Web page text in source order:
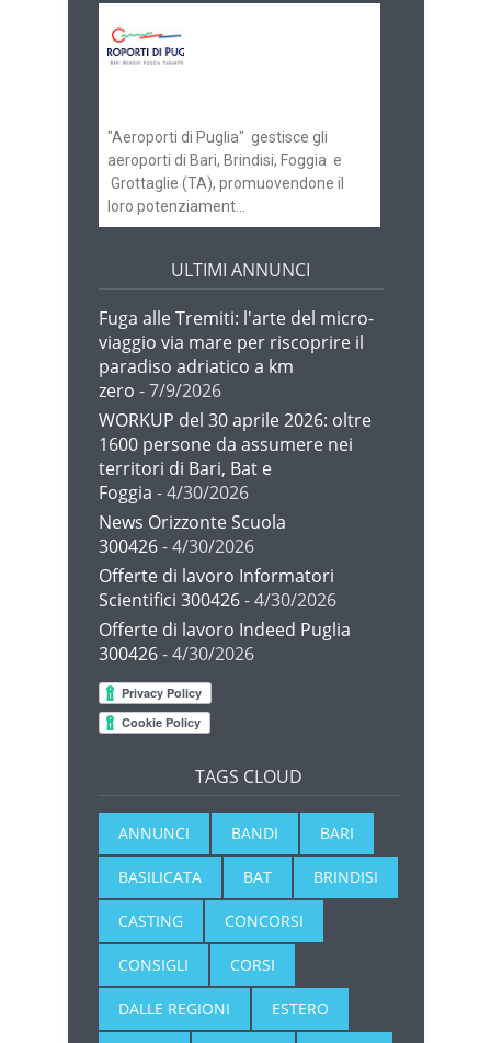
"Aeroporti di Puglia" gestisce gli
aeroporti di Bari, Brindisi, Foggia e
Grottaglie (TA), promuovendone il
loro potenziament...
ULTIMI ANNUNCI
Fuga alle Tremiti: l'arte del micro-
viaggio via mare per riscoprire il
paradiso adriatico a km
zero - 7/9/2026
WORKUP del 30 aprile 2026: oltre
1600 persone da assumere nei
territori di Bari, Bat e
Foggia - 4/30/2026
News Orizzonte Scuola
300426- 4/30/2026
Offerte di lavoro Informatori
Scientifici 300426- 4/30/2026
Offerte di lavoro Indeed Puglia
300426- 4/30/2026
TAGS CLOUD
ANNUNCI BANDI BARI
BASILICATA BAT BRINDISI
CASTING CONCORSI
CONSIGLI CORSI
DALLE REGIONI ESTERO